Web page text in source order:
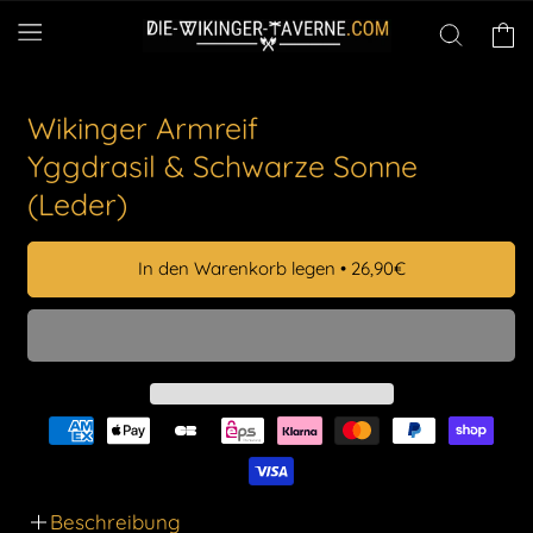
zum
Inhalt
Wikinger Armreif
Yggdrasil & Schwarze Sonne
(Leder)
In den Warenkorb legen • 26,90€
Beschreibung